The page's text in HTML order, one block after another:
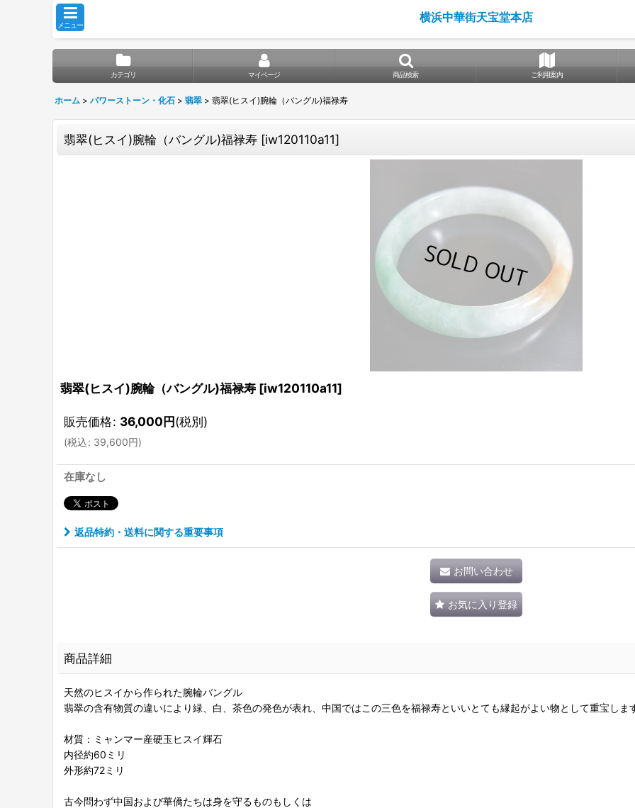
メニュー
横浜中華街天宝堂本店
カテゴリ マイページ 商品検索 ご利用案内
ホーム > パワーストーン・化石 > 翡翠 > 翡翠(ヒスイ)腕輪（バングル)福禄寿
翡翠(ヒスイ)腕輪（バングル)福禄寿 [iw120110a11]
翡翠(ヒスイ)腕輪（バングル)福禄寿 [iw120110a11]
販売価格: 36,000円(税別)
(税込: 39,600円)
在庫なし
返品特約・送料に関する重要事項
お問い合わせ
お気に入り登録
商品詳細
天然のヒスイから作られた腕輪バングル
翡翠の含有物質の違いにより緑、白、茶色の発色が表れ、中国ではこの三色を福禄寿といいとても縁起がよい物として重宝しま
材質：ミャンマー産硬玉ヒスイ輝石
内径約60ミリ
外形約72ミリ
古今問わず中国および華僑たちは身を守るものもしくは